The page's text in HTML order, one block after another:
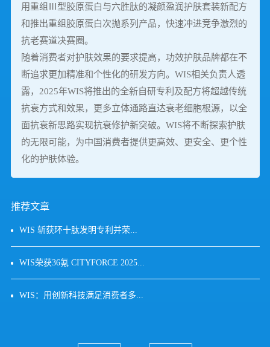
用重组Ⅲ型胶原蛋白与六胜肽的凝颜盈润护肤套装新配方
和推出重组胶原蛋白次抛系列产品，快速冲进竞争激烈的
抗老赛道决赛圈。
随着消费者对护肤效果的要求提高，功效护肤品牌都在不
断追求更加精准和个性化的研发方向。WIS相关负责人透
露，2025年WIS将推出的全新自研专利及配方将超越传统
抗衰方式和效果，更多立体通路直达衰老细胞根源，以全
面抗衰新思路实现抗衰修护新突破。WIS将不断探索护肤
的无限可能，为中国消费者提供更高效、更安全、更个性
化的护肤体验。
推荐文章
WIS 斩获环十肽发明专利并荣...
WIS荣获36氪 CITYFORCE 2025...
WIS：用创新科技满足消费者多...